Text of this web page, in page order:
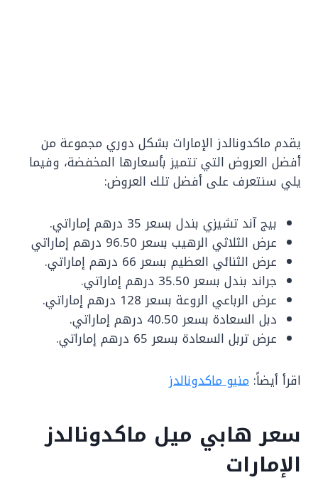
يقدم ماكدونالدز الإمارات بشكل دوري مجموعة من
أفضل العروض التي تتميز بأسعارها المخفضة، وفيما
يلي سنتعرف على أفضل تلك العروض:
بيج آند تشيزي بندل بسعر 35 درهم إماراتي.
عرض الثلاثي الرهيب بسعر 96.50 درهم إماراتي
عرض الثنائي العظيم بسعر 66 درهم إماراتي.
جراند بندل بسعر 35.50 درهم إماراتي.
عرض الرباعي الروعة بسعر 128 درهم إماراتي.
دبل السعادة بسعر 40.50 درهم إماراتي.
عرض تربل السعادة بسعر 65 درهم إماراتي.
اقرأ أيضاً: منيو ماكدونالدز
سعر هابي ميل ماكدونالدز
الإمارات